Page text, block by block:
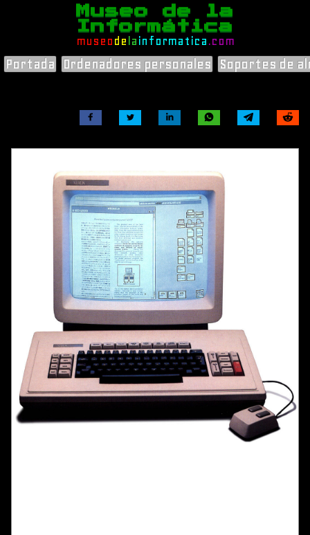
Museo de la
Informática
museo de la informatica .com
Portada Ordenadores personales Soportes de